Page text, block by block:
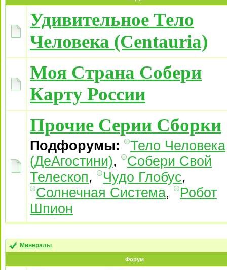
Удивительное Тело
Человека (Centauria)
Моя Страна Собери
Карту России
Прочие Серии Сборки
Подфорумы:
Тело Человека
(ДеАгостини),
Собери Свой
Телескоп, Чудо Глобус,
Солнечная Система,
Робот
Шпион
Минералы
Форум